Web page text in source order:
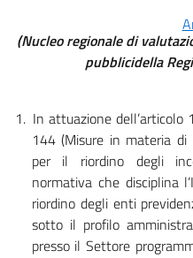
(Nucleo regionale di
pubblicidella
1. In attuazione
144 (Misure in materia
per il riordino degli
normativa che disciplina
riordino degli enti
sotto il profilo
presso il Settore